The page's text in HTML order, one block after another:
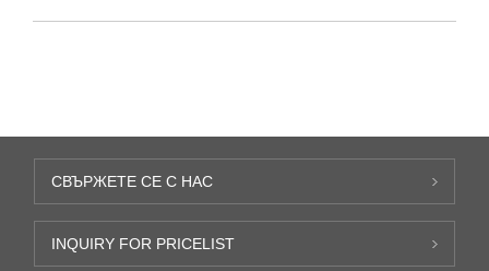
СВЪРЖЕТЕ СЕ С НАС
INQUIRY FOR PRICELIST